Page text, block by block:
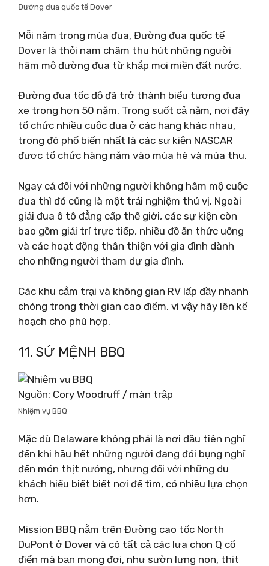
Đường đua quốc tế Dover
Mỗi năm trong mùa đua, Đường đua quốc tế
Dover là thỏi nam châm thu hút những người
hâm mộ đường đua từ khắp mọi miền đất nước.
Đường đua tốc độ đã trở thành biểu tượng đua
xe trong hơn 50 năm. Trong suốt cả năm, nơi đây
tổ chức nhiều cuộc đua ở các hạng khác nhau,
trong đó phổ biến nhất là các sự kiện NASCAR
được tổ chức hàng năm vào mùa hè và mùa thu.
Ngay cả đối với những người không hâm mộ cuộc
đua thì đó cũng là một trải nghiệm thú vị. Ngoài
giải đua ô tô đẳng cấp thế giới, các sự kiện còn
bao gồm giải trí trực tiếp, nhiều đồ ăn thức uống
và các hoạt động thân thiện với gia đình dành
cho những người tham dự gia đình.
Các khu cắm trại và không gian RV lấp đầy nhanh
chóng trong thời gian cao điểm, vì vậy hãy lên kế
hoạch cho phù hợp.
11. SỨ MỆNH BBQ
Nguồn: Cory Woodruff / màn trập
Nhiệm vụ BBQ
Mặc dù Delaware không phải là nơi đầu tiên nghĩ
đến khi hầu hết những người đang đói bụng nghĩ
đến món thịt nướng, nhưng đối với những du
khách hiểu biết biết nơi để tìm, có nhiều lựa chọn
hơn.
Mission BBQ nằm trên Đường cao tốc North
DuPont ở Dover và có tất cả các lựa chọn Q cổ
điển mà bạn mong đợi, như sườn lưng non, thịt